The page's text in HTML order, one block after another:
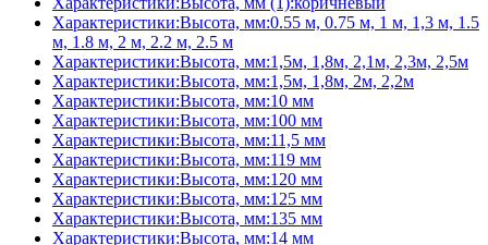
Характеристики:Высота, мм:0.55 м, 0.75 м, 1 м, 1,3 м, 1.5
м, 1.8 м, 2 м, 2.2 м, 2.5 м
Характеристики:Высота, мм:1,5м, 1,8м, 2,1м, 2,3м, 2,5м
Характеристики:Высота, мм:1,5м, 1,8м, 2м, 2,2м
Характеристики:Высота, мм:10 мм
Характеристики:Высота, мм:100 мм
Характеристики:Высота, мм:11,5 мм
Характеристики:Высота, мм:119 мм
Характеристики:Высота, мм:120 мм
Характеристики:Высота, мм:125 мм
Характеристики:Высота, мм:135 мм
Характеристики:Высота, мм:14 мм